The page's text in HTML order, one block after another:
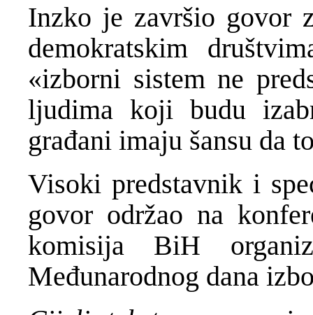
Inzko je završio govor
demokratskim
«izborni sistem ne
ljudima koji budu
građani imaju šansu da
Visoki predstavnik i
govor održao na
komisija BiH
Međunarodnog dana